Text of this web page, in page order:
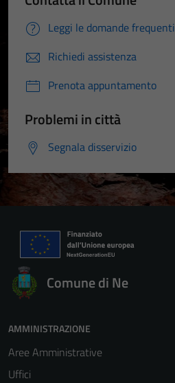
Leggi le domande frequenti
Richiedi assistenza
Prenota appuntamento
Problemi in città
Segnala disservizio
Comune di Ne
AMMINISTRAZIONE
Aree Amministrative
Uffici